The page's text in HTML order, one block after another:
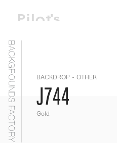
BACKGROUNDS FACTORY BACKDROP - OTHER
J744
Gold